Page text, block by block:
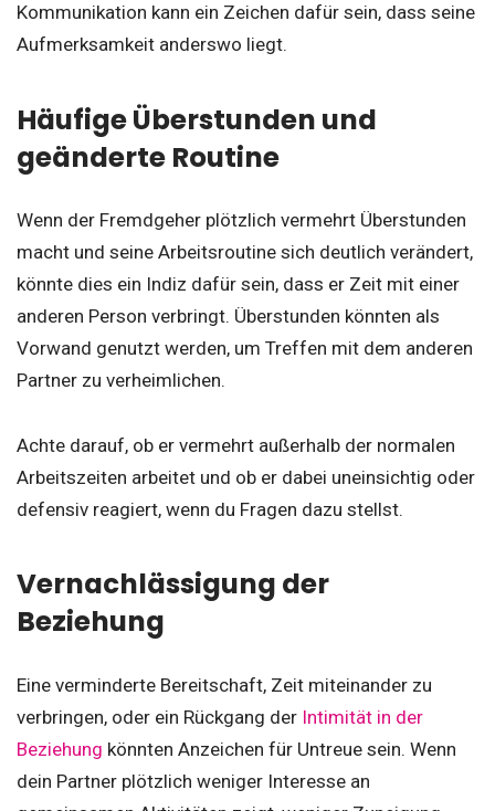
Kommunikation kann ein Zeichen dafür sein, dass seine
Aufmerksamkeit anderswo liegt.
Häufige Überstunden und
geänderte Routine
Wenn der Fremdgeher plötzlich vermehrt Überstunden
macht und seine Arbeitsroutine sich deutlich verändert,
könnte dies ein Indiz dafür sein, dass er Zeit mit einer
anderen Person verbringt. Überstunden könnten als
Vorwand genutzt werden, um Treffen mit dem anderen
Partner zu verheimlichen.
Achte darauf, ob er vermehrt außerhalb der normalen
Arbeitszeiten arbeitet und ob er dabei uneinsichtig oder
defensiv reagiert, wenn du Fragen dazu stellst.
Vernachlässigung der
Beziehung
Eine verminderte Bereitschaft, Zeit miteinander zu
verbringen, oder ein Rückgang der Intimität in der
Beziehung könnten Anzeichen für Untreue sein. Wenn
dein Partner plötzlich weniger Interesse an